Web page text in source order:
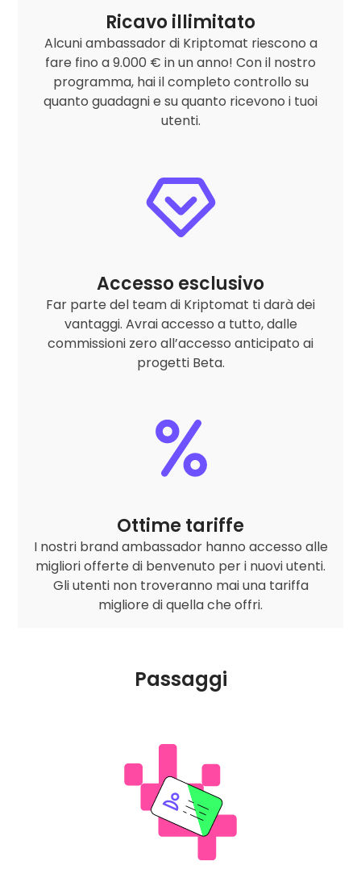
Ricavo illimitato
Alcuni ambassador di Kriptomat riescono a
fare fino a 9.000 € in un anno! Con il nostro
programma, hai il completo controllo su
quanto guadagni e su quanto ricevono i tuoi
utenti.
Accesso esclusivo
Far parte del team di Kriptomat ti darà dei
vantaggi. Avrai accesso a tutto, dalle
commissioni zero all’accesso anticipato ai
progetti Beta.
Ottime tariffe
I nostri brand ambassador hanno accesso alle
migliori offerte di benvenuto per i nuovi utenti.
Gli utenti non troveranno mai una tariffa
migliore di quella che offri.
Passaggi